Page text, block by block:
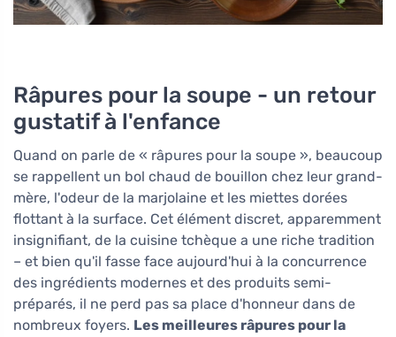
Râpures pour la soupe - un retour
gustatif à l'enfance
Quand on parle de « râpures pour la soupe », beaucoup
se rappellent un bol chaud de bouillon chez leur grand-
mère, l'odeur de la marjolaine et les miettes dorées
flottant à la surface. Cet élément discret, apparemment
insignifiant, de la cuisine tchèque a une riche tradition
– et bien qu'il fasse face aujourd'hui à la concurrence
des ingrédients modernes et des produits semi-
préparés, il ne perd pas sa place d'honneur dans de
nombreux foyers. Les meilleures râpures pour la